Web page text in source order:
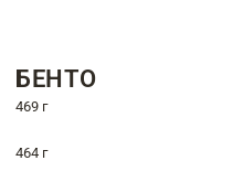
БЕНТО
469 г
464 г